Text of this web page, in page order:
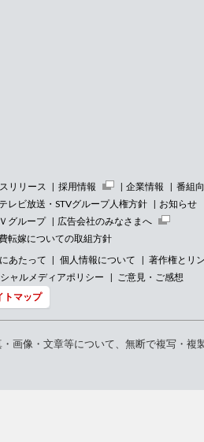
リリース 採用情報 企業情報
番組
レビ放送・STVグループ人権方針
お知らせ
グループ
広告会社のみなさまへ
転嫁についての取組方針
あたって 個人情報について
著作権とリ
ャルメディアポリシー
ご意見・ご感想
トマップ
画像・文章等について、無断で複写・